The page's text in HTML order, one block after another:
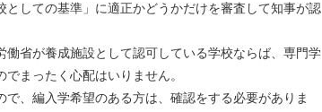
しての基準」に適正かどうかだけを審査して知事が認
省が養成施設として認可している学校ならば、専門学
まったく心配はいりません。
、編入学希望のある方は、確認をする必要がありま